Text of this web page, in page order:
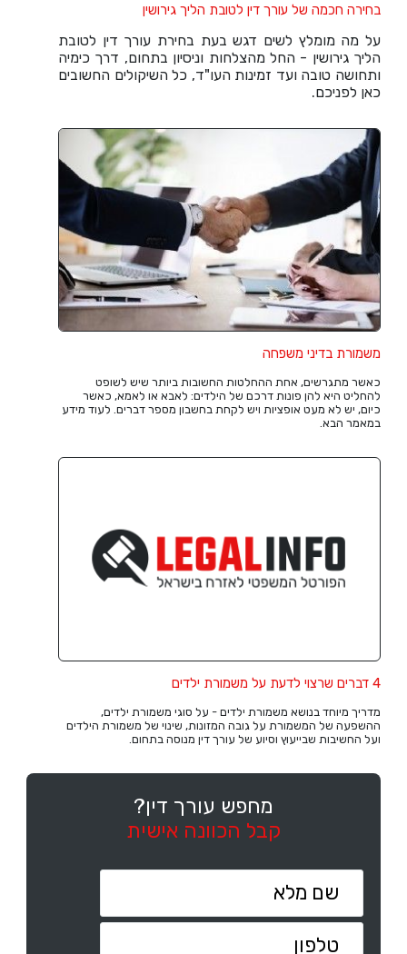
בחירה חכמה של עורך דין לטובת הליך גירושין
על מה מומלץ לשים דגש בעת בחירת עורך דין לטובת
הליך גירושין - החל מהצלחות וניסיון בתחום, דרך כימיה
ותחושה טובה ועד זמינות העו"ד, כל השיקולים החשובים
כאן לפניכם.
משמורת בדיני משפחה
כאשר מתגרשים, אחת ההחלטות החשובות ביותר שיש לשופט
להחליט היא להן פונות דרכם של הילדים: לאבא או לאמא, כאשר
כיום, יש לא מעט אופציות ויש לקחת בחשבון מספר דברים. לעוד מידע
במאמר הבא.
4 דברים שרצוי לדעת על משמורת ילדים
מדריך מיוחד בנושא משמורת ילדים - על סוגי משמורת ילדים,
ההשפעה של המשמורת על גובה המזונות, שינוי של משמורת הילדים
ועל החשיבות שבייעוץ וסיוע של עורך דין מנוסה בתחום.
מחפש עורך דין?
קבל הכוונה אישית